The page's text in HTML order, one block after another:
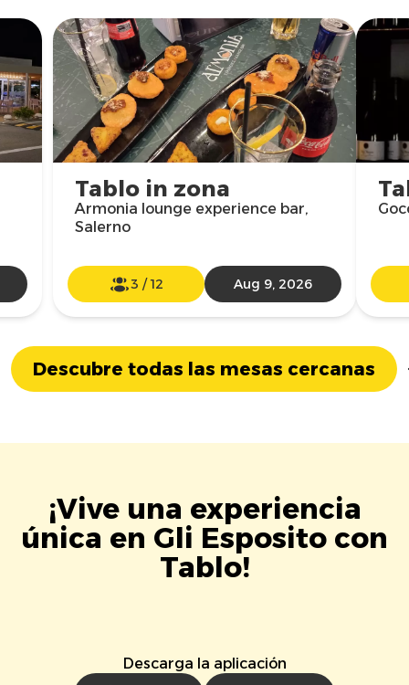
Tablo in zona
Armonia lounge experience bar,
Salerno
3 /12 Aug 9, 2026
Descubre todas las mesas cercanas
¡Vive una experiencia
única en Gli Esposito con
Tablo!
Descarga la aplicación